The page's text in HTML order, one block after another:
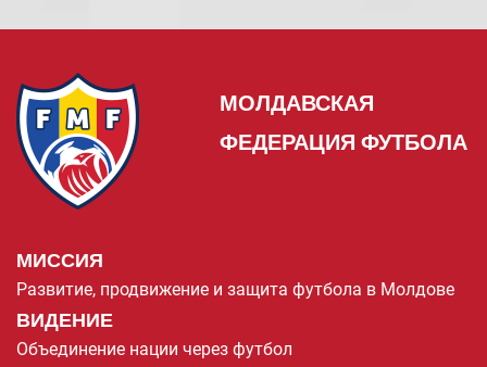
МОЛДАВСКАЯ
ФЕДЕРАЦИЯ ФУТБОЛА
МИССИЯ
Развитие, продвижение и защита футбола в Молдове
ВИДЕНИЕ
Объединение нации через футбол